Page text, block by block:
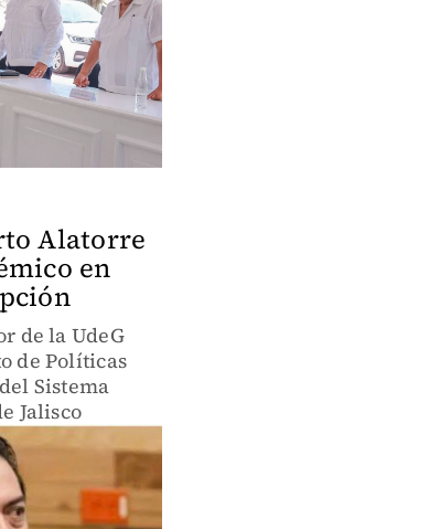
Alatorre
en
de la UdeG
de Políticas
Sistema
Jalisco